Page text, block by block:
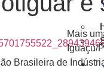
Mais
Iguaçu/
Brasileira de